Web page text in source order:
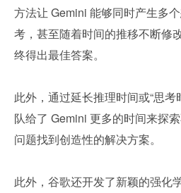
方法让 Gemini 能够同时产生多
考，甚至随着时间的推移不断修
终得出最佳答案。
此外，通过延长推理时间或“思
队给了 Gemini 更多的时间来探
问题找到创造性的解决方案。
此外，谷歌还开发了新颖的强化